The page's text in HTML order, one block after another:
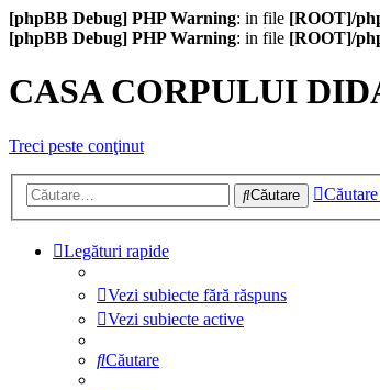
[phpBB Debug] PHP Warning: in file [ROOT]/
[phpBB Debug] PHP Warning: in file [ROOT]/
CASA CORPULUI
Treci peste conţinut
Căutare
Legături rapide
Vezi subiecte fără răspuns
Vezi subiecte active
Căutare